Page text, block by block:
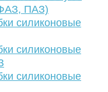
ПАЗ)
силиконовые
силиконовые
силиконовые